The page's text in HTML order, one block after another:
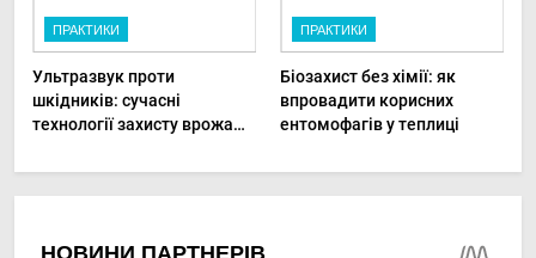
ПРАКТИКИ
Ультразвук проти
шкідників: сучасні
технології захисту врожаю
ПРАКТИКИ
Біозахист без хімії: як
впровадити корисних
ентомофагів у теплиці